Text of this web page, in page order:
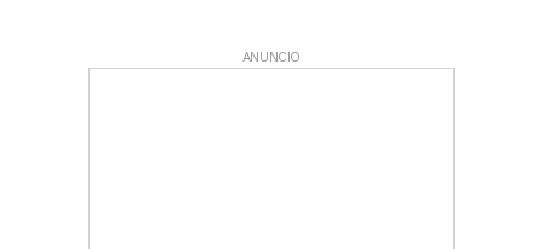
ANUNCIO